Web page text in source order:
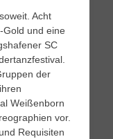
Acht
und eine
SC
der
Weißenborn
vor.
Requisiten